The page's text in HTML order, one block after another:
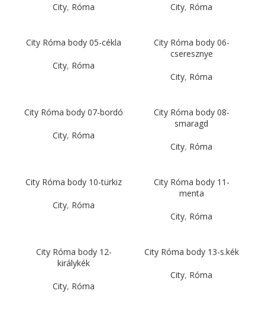
City, Róma City, Róma
City Róma body 05-cékla
City, Róma
City Róma body 06-
cseresznye
City, Róma
City Róma body 07-bordó
City, Róma
City Róma body 08-
smaragd
City, Róma
City Róma body 10-türkiz
City, Róma
City Róma body 11-
menta
City, Róma
City Róma body 12-
királykék
City, Róma
City Róma body 13-s.kék
City, Róma